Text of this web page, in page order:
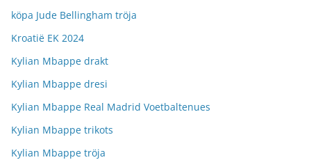
köpa Jude Bellingham tröja
Kroatië EK 2024
Kylian Mbappe drakt
Kylian Mbappe dresi
Kylian Mbappe Real Madrid Voetbaltenues
Kylian Mbappe trikots
Kylian Mbappe tröja